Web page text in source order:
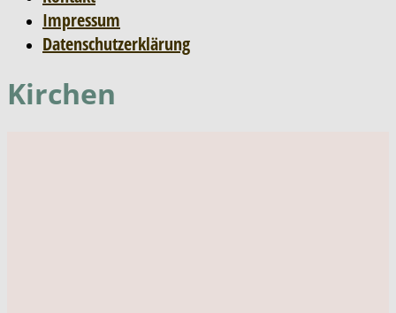
Impressum
Datenschutzerklärung
Kirchen